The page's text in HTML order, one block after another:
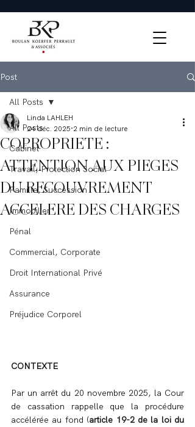
Post
All Posts
Cabinet
Travail, Protection Social
Famille, Succession
Immobilier
Pénal
Commercial, Corporate
Droit International Privé
Assurance
Préjudice Corporel
All Posts
COPROPRIETE :
ATTENTION AUX PIEGES
DU RECOUVREMENT
ACCELERE DES CHARGES
Linda LAHLEH
24 déc. 2025 2 min de lecture
CONTEXTE
Par un arrêt du 20 novembre 2025, la Cour
de cassation rappelle que la procédure
accélérée au fond (article 19-2 de la loi du